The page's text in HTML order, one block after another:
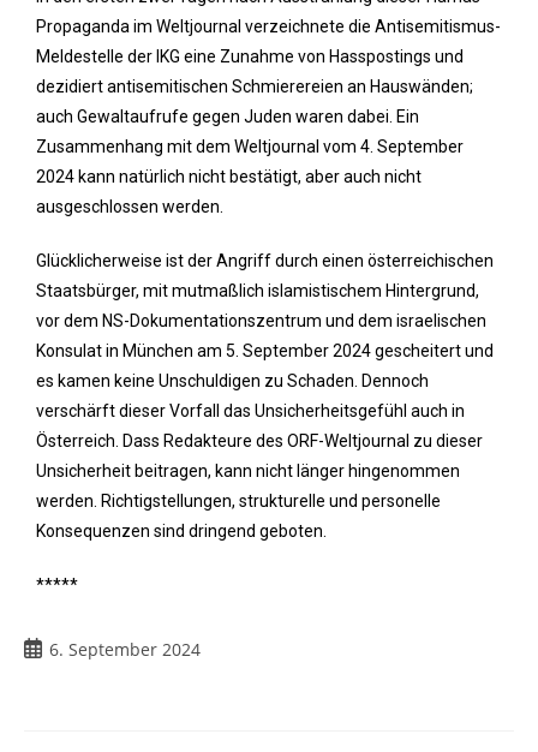
Propaganda im Weltjournal verzeichnete die Antisemitismus-
Meldestelle der IKG eine Zunahme von Hasspostings und
dezidiert antisemitischen Schmierereien an Hauswänden;
auch Gewaltaufrufe gegen Juden waren dabei. Ein
Zusammenhang mit dem Weltjournal vom 4. September
2024 kann natürlich nicht bestätigt, aber auch nicht
ausgeschlossen werden.
Glücklicherweise ist der Angriff durch einen österreichischen
Staatsbürger, mit mutmaßlich islamistischem Hintergrund,
vor dem NS-Dokumentationszentrum und dem israelischen
Konsulat in München am 5. September 2024 gescheitert und
es kamen keine Unschuldigen zu Schaden. Dennoch
verschärft dieser Vorfall das Unsicherheitsgefühl auch in
Österreich. Dass Redakteure des ORF-Weltjournal zu dieser
Unsicherheit beitragen, kann nicht länger hingenommen
werden. Richtigstellungen, strukturelle und personelle
Konsequenzen sind dringend geboten.
*****
6. September 2024